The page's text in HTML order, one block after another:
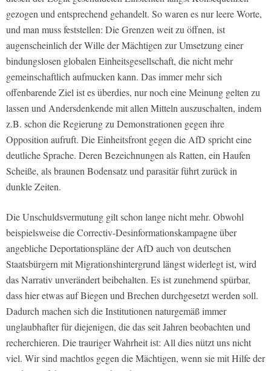
gezogen und entsprechend gehandelt. So waren es nur leere Worte,
und man muss feststellen: Die Grenzen weit zu öffnen, ist
augenscheinlich der Wille der Mächtigen zur Umsetzung einer
bindungslosen globalen Einheitsgesellschaft, die nicht mehr
gemeinschaftlich aufmucken kann. Das immer mehr sich
offenbarende Ziel ist es überdies, nur noch eine Meinung gelten zu
lassen und Andersdenkende mit allen Mitteln auszuschalten, indem
z.B. schon die Regierung zu Demonstrationen gegen ihre
Opposition aufruft. Die Einheitsfront gegen die AfD spricht eine
deutliche Sprache. Deren Bezeichnungen als Ratten, ein Haufen
Scheiße, als braunen Bodensatz und parasitär führt zurück in
dunkle Zeiten.
Die Unschuldsvermutung gilt schon lange nicht mehr. Obwohl
beispielsweise die Correctiv-Desinformationskampagne über
angebliche Deportationspläne der AfD auch von deutschen
Staatsbürgern mit Migrationshintergrund längst widerlegt ist, wird
das Narrativ unverändert beibehalten. Es ist zunehmend spürbar,
dass hier etwas auf Biegen und Brechen durchgesetzt werden soll.
Dadurch machen sich die Institutionen naturgemäß immer
unglaubhafter für diejenigen, die das seit Jahren beobachten und
recherchieren. Die trauriger Wahrheit ist: All dies nützt uns nicht
viel. Wir sind machtlos gegen die Mächtigen, wenn sie mit Hilfe der